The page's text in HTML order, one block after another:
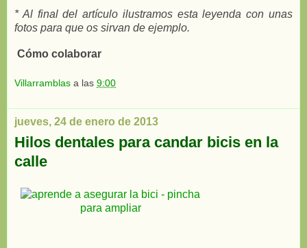
* Al final del artículo ilustramos esta leyenda con unas
fotos para que os sirvan de ejemplo.
Cómo colaborar
Villarramblas a las 9:00
jueves, 24 de enero de 2013
Hilos dentales para candar bicis en la
calle